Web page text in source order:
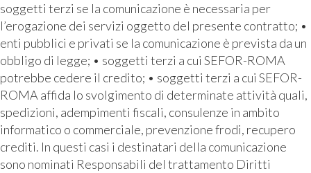
soggetti terzi se la comunicazione è necessaria per
l’erogazione dei servizi oggetto del presente contratto; •
enti pubblici e privati se la comunicazione è prevista da un
obbligo di legge; • soggetti terzi a cui SEFOR-ROMA
potrebbe cedere il credito; • soggetti terzi a cui SEFOR-
ROMA affida lo svolgimento di determinate attività quali,
spedizioni, adempimenti fiscali, consulenze in ambito
informatico o commerciale, prevenzione frodi, recupero
crediti. In questi casi i destinatari della comunicazione
sono nominati Responsabili del trattamento Diritti